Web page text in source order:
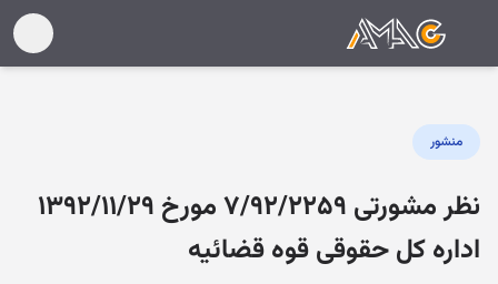
منشور
نظر مشورتی ۷/۹۲/۲۲۵۹ مورخ ۱۳۹۲/۱۱/۲۹
اداره کل حقوقی قوه قضائیه